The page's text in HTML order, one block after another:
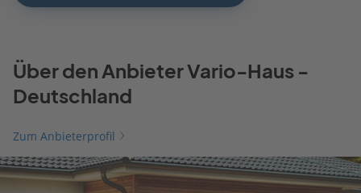
Über den Anbieter Vario-Haus -
Deutschland
Zum Anbieterprofil